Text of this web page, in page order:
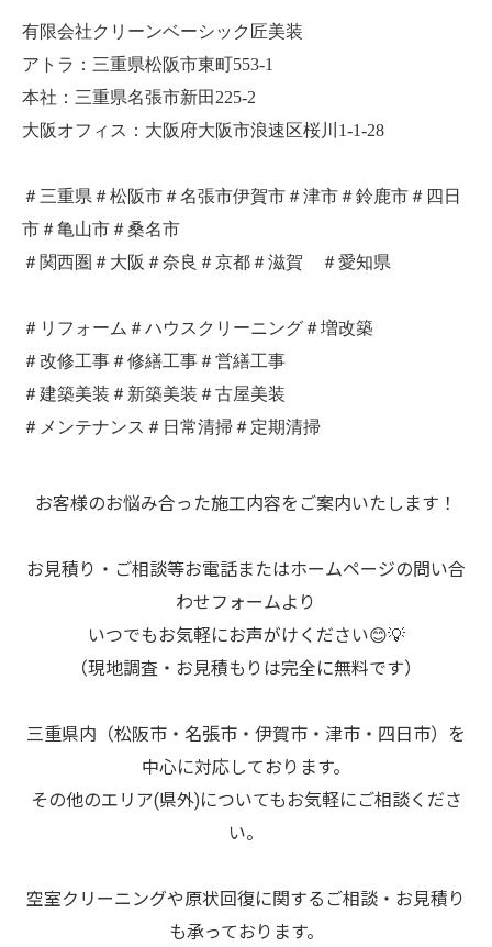
有限会社クリーンベーシック匠美装
アトラ：三重県松阪市東町553-1
本社：三重県名張市新田225-2
大阪オフィス：大阪府大阪市浪速区桜川1-1-28
＃三重県＃松阪市＃名張市伊賀市＃津市＃鈴鹿市＃四日
市＃亀山市＃桑名市
＃関西圏＃大阪＃奈良＃京都＃滋賀 ＃愛知県
＃リフォーム＃ハウスクリーニング＃増改築
＃改修工事＃修繕工事＃営繕工事
＃建築美装＃新築美装＃古屋美装
＃メンテナンス＃日常清掃＃定期清掃
お客様のお悩み合った施工内容をご案内いたします！
お見積り・ご相談等お電話またはホームページの問い合
わせフォームより
いつでもお気軽にお声がけください😊💡
（現地調査・お見積もりは完全に無料です）
三重県内（松阪市・名張市・伊賀市・津市・四日市）を
中心に対応しております。
その他のエリア(県外)についてもお気軽にご相談くださ
い。
空室クリーニングや原状回復に関するご相談・お見積り
も承っております。